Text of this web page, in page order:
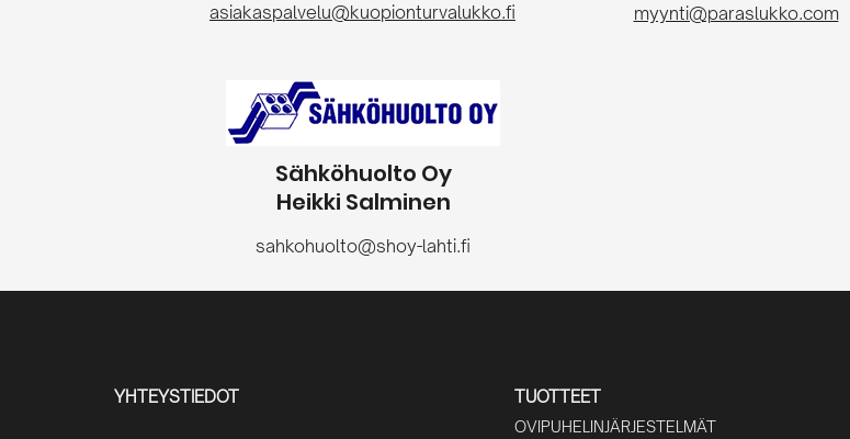
asiakaspalvelu@kuopionturvalukko.fi myynti@paraslukko.com
Sähköhuolto Oy
Heikki Salminen
sahkohuolto@shoy-lahti.fi
YHTEYSTIEDOT TUOTTEET
OVIPUHELINJÄRJESTELMÄT